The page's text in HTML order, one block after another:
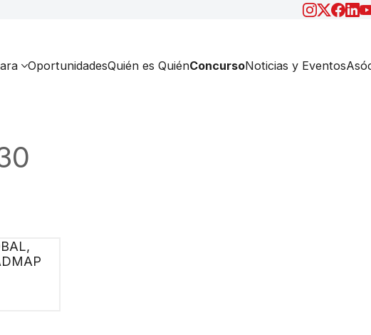
OportunidadesQuién es QuiénConcursoNoticias y Eventos